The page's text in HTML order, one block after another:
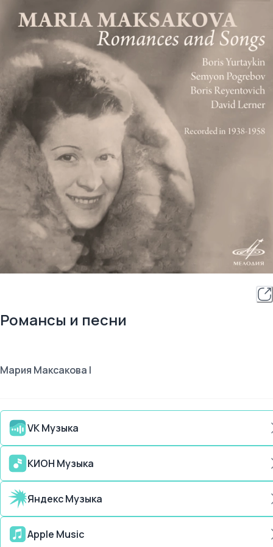
Романсы и песни
Мария Максакова I
VK Музыка
КИОН Музыка
Яндекс Музыка
Apple Music